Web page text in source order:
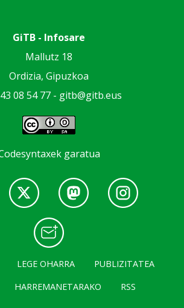
GiTB - Infosare
Mallutz 18
Ordizia, Gipuzkoa
08 54 77 - gitb@gitb.eus
garatua
LEGE OHARRA
PUBLIZITATEA
HARREMANETARAKO RSS